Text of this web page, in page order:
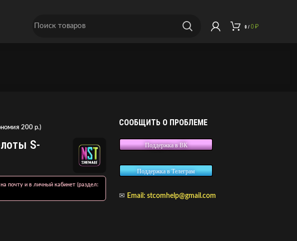
0 / 0 ₽
200 р.)
S-
почту и в личный кабинет (раздел:
СООБЩИТЬ О ПРОБЛЕМЕ
Поддержка в ВК
Поддержка в Телеграм
✉ Email: stcomhelp@gmail.com